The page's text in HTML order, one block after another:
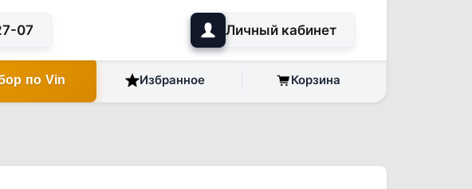
07 Личный кабинет
по Vin Избранное Корзина